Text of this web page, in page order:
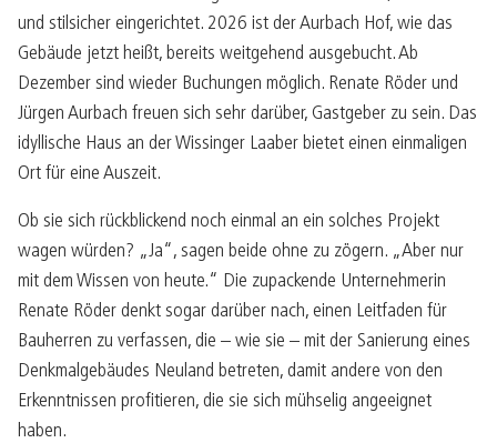
und stilsicher eingerichtet. 2026 ist der Aurbach Hof, wie das
Gebäude jetzt heißt, bereits weitgehend ausgebucht. Ab
Dezember sind wieder Buchungen möglich. Renate Röder und
Jürgen Aurbach freuen sich sehr darüber, Gastgeber zu sein. Das
idyllische Haus an der Wissinger Laaber bietet einen einmaligen
Ort für eine Auszeit.
Ob sie sich rückblickend noch einmal an ein solches Projekt
wagen würden? „Ja“, sagen beide ohne zu zögern. „Aber nur
mit dem Wissen von heute.“ Die zupackende Unternehmerin
Renate Röder denkt sogar darüber nach, einen Leitfaden für
Bauherren zu verfassen, die – wie sie – mit der Sanierung eines
Denkmalgebäudes Neuland betreten, damit andere von den
Erkenntnissen profitieren, die sie sich mühselig angeeignet
haben.